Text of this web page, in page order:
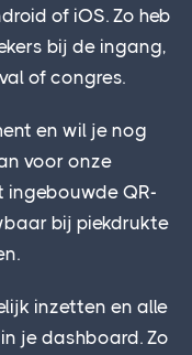
of iOS. Zo heb
bij de ingang,
of congres.
en wil je nog
voor onze
ingebouwde QR-
bij piekdrukte
inzetten en alle
je dashboard. Zo